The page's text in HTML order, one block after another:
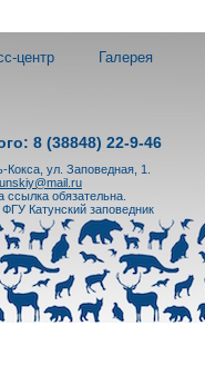
центр Галерея
8 (38848) 22-9-46
Кокса, ул. Заповедная, 1.
ссылка обязательна.
ФГУ Катунский заповедник